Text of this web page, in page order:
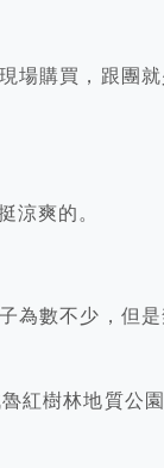
場購買，跟團
涼爽的。
為數不少，但